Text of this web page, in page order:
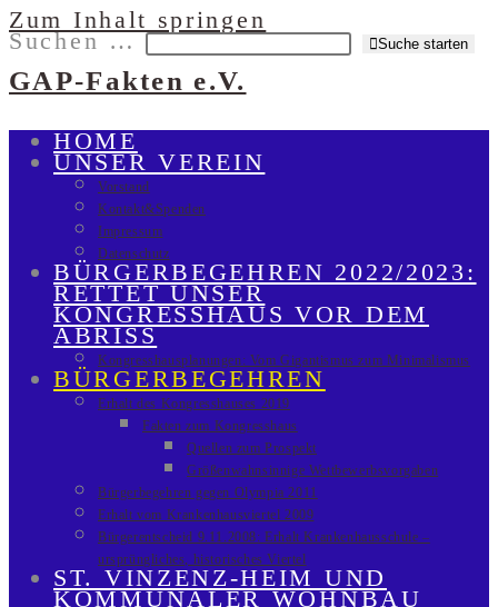
Zum Inhalt springen
Suchen … Suche starten
GAP-Fakten e.V.
HOME
UNSER VEREIN
Vorstand
Kontakt&Spenden
Impressum
Datenschutz
BÜRGERBEGEHREN 2022/2023:
RETTET UNSER
KONGRESSHAUS VOR DEM
ABRISS
Kongresshausplanungen: Vom Gigantismus zum Minimalismus
BÜRGERBEGEHREN
Erhalt des Kongresshauses 2019
Fakten zum Kongresshaus
Quellen zum Prospekt
Größenwahnsinnige Wettbewerbsvorgaben
Bürgerbegehren gegen Olympia 2011
Erhalt vom Krankenhausviertel 2009
Bürgerentscheid 9.11.2008: Erhalt Krankenhausschule –
ursprüngliches, historisches Viertel
ST. VINZENZ-HEIM UND
KOMMUNALER WOHNBAU